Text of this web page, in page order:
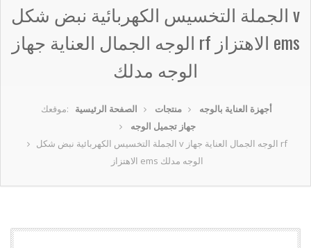
الجملة التخسيس الكهربائية نبض شكل v
الوجه الجمال العناية جهاز rf الاهتزاز ems
الوجه مدلك
موقعك: الصفحة الرئيسية منتجات
أجهزة العناية بالوجه
جهاز تجميل الوجه
الجملة التخسيس الكهربائية نبض شكل v الوجه الجمال العناية جهاز rf
الاهتزاز ems الوجه مدلك